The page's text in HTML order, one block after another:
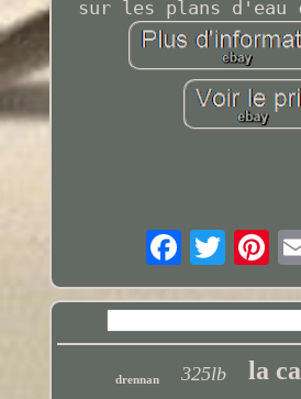
sur les plans d'eau
drennan 325lb la